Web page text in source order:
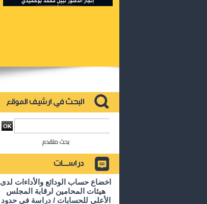
بحث متقدم
اخضاع حساب الودائع والأداءات لدى
هيئات المحامين لرقابة المجلس
الأعلى للحسابات / دراسة في حدود